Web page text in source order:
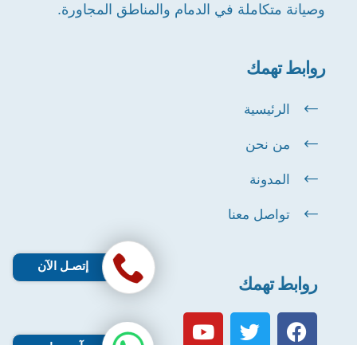
وصيانة متكاملة في الدمام والمناطق المجاورة.
روابط تهمك
الرئيسية
من نحن
المدونة
تواصل معنا
روابط تهمك
إتصـل الآن